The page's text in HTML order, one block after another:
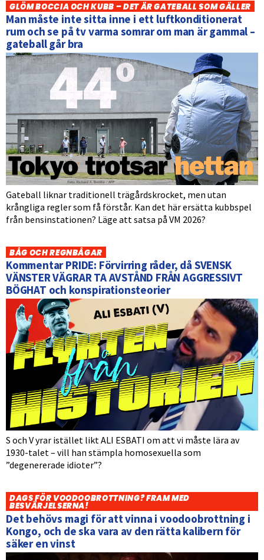
GLÖM BOCCIA OCH KUBB – DET ÄR GATEBALL SOM GÄLLER
Man måste inte sitta inne i ett luftkonditionerat
rum och se på tv varma somrar om man är gammal –
gateball går bra
Gateball liknar traditionell trägårdskrocket, men utan
krångliga regler som få förstår. Kan det här ersätta kubbspel
från bensinstationen? Läge att satsa på VM 2026?
BÅG OCH REGNBÅGAR
Kommentar PRIDE: Förvirring råder, då SVENSK
VÄNSTER VÄGRAR TA AVSTÅND FRÅN AGGRESSIVT
BÖGHAT och konspirationsteorier
S och V yrar istället likt ALI ESBATI om att vi måste lära av
1930-talet – vill han stämpla homosexuella som
”degenererade idioter”?
DAGS FÖR VOODOOBROTTNING? FRAM MED
BESVÄRJELSERNA!
Det behövs magi för att vinna i voodoobrottning i
Kongo, och de ska vara av den rätta kalibern för
säker en vinst